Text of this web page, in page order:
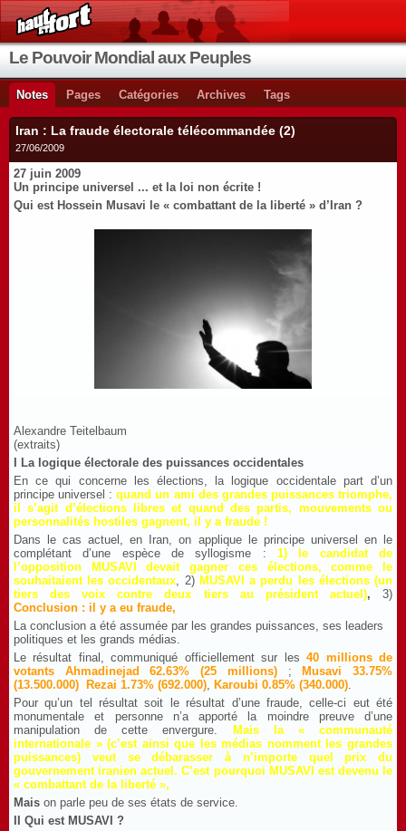
Le Pouvoir Mondial aux Peuples
Notes Pages Catégories Archives Tags
Iran : La fraude électorale télécommandée (2)
27/06/2009
27 juin 2009
Un principe universel ... et la loi non écrite !
Qui est Hossein Musavi le « combattant de la liberté » d’Iran ?
Alexandre Teitelbaum
(extraits)
I La logique électorale des puissances occidentales
En ce qui concerne les élections, la logique occidentale part d’un
principe universel :quand un ami des grandes puissances triomphe,
il s’agit d’élections libres et quand des partis, mouvements ou
personnalités hostiles gagnent, il y a fraude !
Dans le cas actuel, en Iran, on applique le principe universel en le
complétant d’une espèce de syllogisme : 1) le candidat de
l’opposition MUSAVI devait gagner ces élections, comme le
souhaitaient les occidentaux, 2) MUSAVI a perdu les élections (un
tiers des voix contre deux tiers au président actuel), 3)
Conclusion : il y a eu fraude,
La conclusion a été assumée par les grandes puissances, ses leaders
politiques et les grands médias.
Le résultat final, communiqué officiellement sur les40 millions de
votants Ahmadinejad 62.63% (25 millions);
Musavi 33.75%
(13.500.000)
Rezai 1.73% (692.000), Karoubi 0.85% (340.000).
Pour qu’un tel résultat soit le résultat d’une fraude, celle-ci eut été
monumentale et personne n’a apporté la moindre preuve d’une
manipulation de cette envergure.
Mais la « communauté
internationale » (c’est ainsi que les médias nomment les grandes
puissances) veut se débarasser à n’importe quel prix du
gouvernement iranien actuel. C’est pourquoi MUSAVI est devenu le
« combattant de la liberté »,
Mais on parle peu de ses états de service.
II Qui est MUSAVI ?